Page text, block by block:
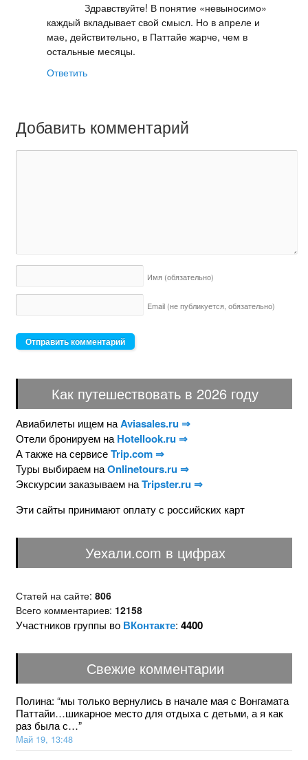
Здравствуйте! В понятие «невыносимо»
каждый вкладывает свой смысл. Но в апреле и
мае, действительно, в Паттайе жарче, чем в
остальные месяцы.
Ответить
Добавить комментарий
Имя (обязательно)
Email (не публикуется, обязательно)
Как путешествовать в 2026 году
Авиабилеты ищем наAviasales.ru ⇒
Отели бронируем наHotellook.ru ⇒
А также на сервисеTrip.com ⇒
Туры выбираем наOnlinetours.ru ⇒
Экскурсии заказываем наTripster.ru ⇒
Эти сайты принимают оплату с российских карт
Уехали.com в цифрах
Статей на сайте: 806
Всего комментариев: 12158
Участников группы во ВКонтакте: 4400
Свежие комментарии
Полина: “мы только вернулись в начале мая с Вонгамата
Паттайи…шикарное место для отдыха с детьми, а я как
раз была с…”
Май 19, 13:48